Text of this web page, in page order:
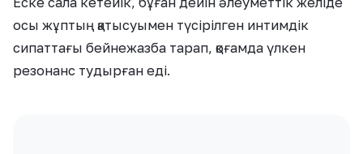
осы жұптың қатысуымен түсірілген интимдік
сипаттағы бейнежазба тарап, қоғамда үлкен
резонанс тудырған еді.